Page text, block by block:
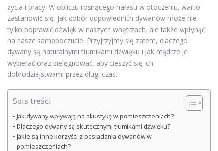
życia i pracy. W obliczu rosnącego hałasu w otoczeniu, warto
zastanowić się, jak dobór odpowiednich dywanów może nie
tylko poprawić dźwięk w naszych wnętrzach, ale także wpłynąć
na nasze samopoczucie. Przyjrzyjmy się zatem, dlaczego
dywany są naturalnymi tłumikami dźwięku i jak mądrze je
wybierać oraz pielęgnować, aby cieszyć się ich
dobrodziejstwami przez długi czas.
Spis treści
Jak dywany wpływają na akustykę w pomieszczeniach?
Dlaczego dywany są skutecznymi tłumikami dźwięku?
Jakie są inne korzyści z posiadania dywanów w
pomieszczeniach?